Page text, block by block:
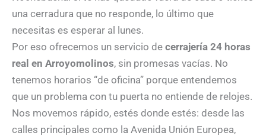
una cerradura que no responde, lo último que
necesitas es esperar al lunes.
Por eso ofrecemos un servicio de cerrajería 24 horas
real en Arroyomolinos, sin promesas vacías. No
tenemos horarios “de oficina” porque entendemos
que un problema con tu puerta no entiende de relojes.
Nos movemos rápido, estés donde estés: desde las
calles principales como la Avenida Unión Europea,